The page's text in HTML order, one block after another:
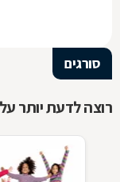
סורגים
רוצה לדעת יותר